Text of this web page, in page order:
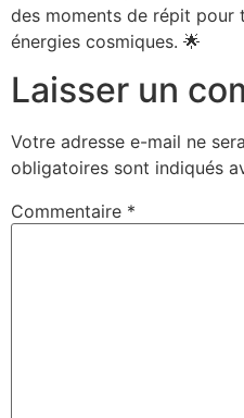
des moments de répit pour
énergies cosmiques. 🌟
Laisser un
Votre adresse e-mail ne
obligatoires sont indiqués
Commentaire *